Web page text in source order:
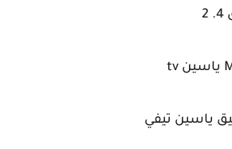
ياسين تيفي